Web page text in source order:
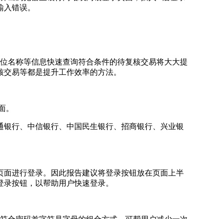
错误。
名称等信息快速查询符合条件的待复核交易将大大提
易等都是提升工作效率的方法。
。
行、中信银行、中国民生银行、招商银行、兴业银
进行登录。因此报告建议将登录按钮放在页面上半
按钮，以帮助用户快速登录。